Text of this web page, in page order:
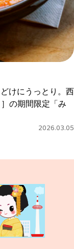
けにうっとり。西
の期間限定「み
2026.03.05